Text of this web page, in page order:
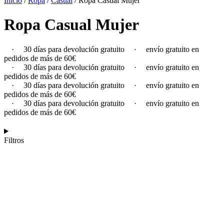
Ropa Casual Mujer
· 30 días para devolución gratuito ·
envío gratuito en
pedidos de más de 60€
·
30 días para devolución gratuito ·
envío gratuito en
pedidos de más de 60€
·
30 días para devolución gratuito ·
envío gratuito en
pedidos de más de 60€
·
30 días para devolución gratuito ·
envío gratuito en
pedidos de más de 60€
Filtros